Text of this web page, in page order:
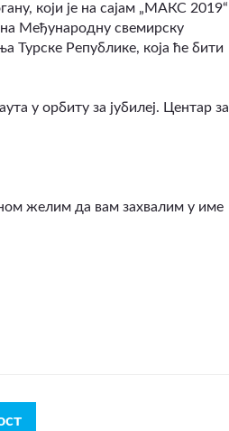
који је на сајам „МАКС 2019“
Међународну свемирску
Турске Републике, која ће бити
у орбиту за јубилеј. Центар за
желим да вам захвалим у име